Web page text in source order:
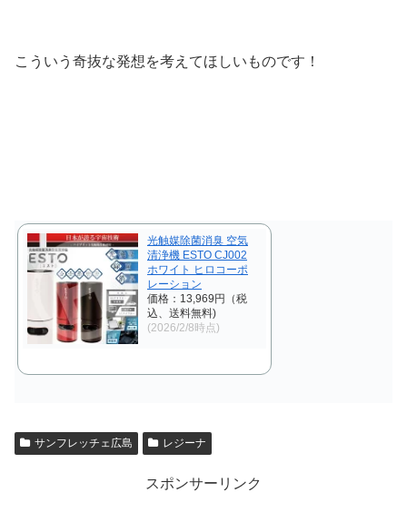
こういう奇抜な発想を考えてほしいものです！
光触媒除菌消臭 空気
清浄機 ESTO CJ002
ホワイト ヒロコーポ
レーション
価格：13,969円（税
込、送料無料)
(2026/2/8時点)
サンフレッチェ広島 レジーナ
スポンサーリンク